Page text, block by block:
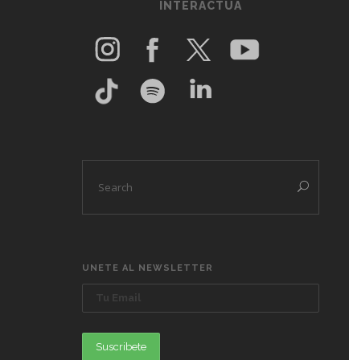
INTERACTUA
UNETE AL NEWSLETTER